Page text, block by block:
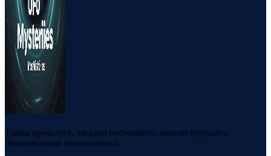
Тайны прошлого, загадки настоящего, версии будущего.
Энциклопедия непознанного.